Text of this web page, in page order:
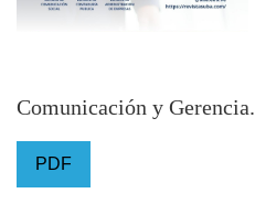
Comunicación y Gerencia.
PDF